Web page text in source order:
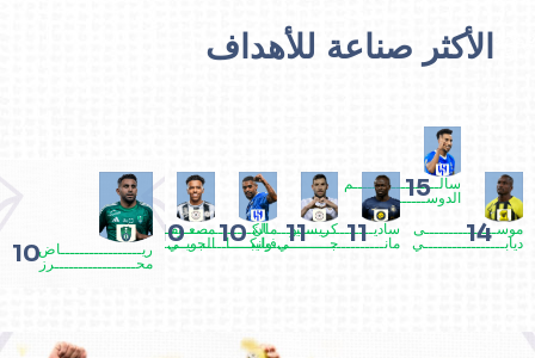
الأكثر صناعة للأهداف
موســـــــــــــــى
ديابـــــــــــــــــي
14
سالــــــــــــــــــم
الدوســــــري
15
ساديــــــــــــــــو
مانــــــــــــــــــــي
11 كريستيــــــان
جــــــــــــوانكــــا
11 مالكــــــــــــــوم
فيليبـــــــــــــــي
10مصعـــــــــــب
الجويــــــــــــــــر
10
ريـــــــــــــــــاض
محـــــــــــــــــرز10